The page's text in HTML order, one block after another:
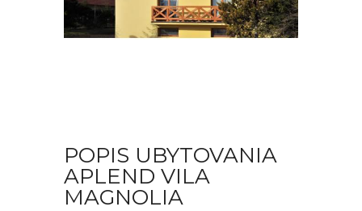
POPIS UBYTOVANIA
APLEND VILA
MAGNOLIA